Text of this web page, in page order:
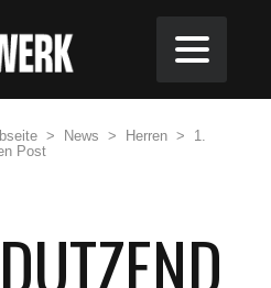
> News > Herren >
1.
Post